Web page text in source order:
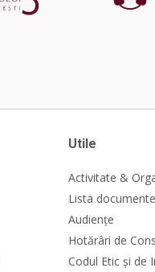
Utile
Activitate &
Lista
Audiențe
Hotărâri de
Codul Etic și de